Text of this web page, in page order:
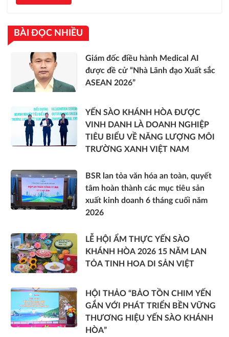
BÀI ĐỌC NHIỀU
Giám đốc điều hành Medical AI
được đề cử “Nhà Lãnh đạo Xuất sắc
ASEAN 2026”
YẾN SÀO KHÁNH HÒA ĐƯỢC
VINH DANH LÀ DOANH NGHIỆP
TIÊU BIỂU VỀ NĂNG LƯỢNG MÔI
TRƯỜNG XANH VIỆT NAM
BSR lan tỏa văn hóa an toàn, quyết
tâm hoàn thành các mục tiêu sản
xuất kinh doanh 6 tháng cuối năm
2026
LỄ HỘI ẨM THỰC YẾN SÀO
KHÁNH HÒA 2026 15 NĂM LAN
TỎA TINH HOA DI SẢN VIỆT
HỘI THẢO “BẢO TỒN CHIM YẾN
GẮN VỚI PHÁT TRIỂN BỀN VỮNG
THƯƠNG HIỆU YẾN SÀO KHÁNH
HÒA”